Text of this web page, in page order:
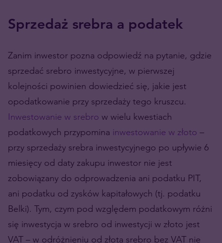
Sprzedaż srebra a podatek
Zanim inwestor pozna odpowiedź na pytanie, gdzie
sprzedać srebro inwestycyjne, w pierwszej
kolejności powinien dowiedzieć się, jakie jest
opodatkowanie przy sprzedaży tego kruszcu.
Inwestowanie w srebro w wielu kwestiach
podatkowych przypomina inwestowanie w złoto –
przy sprzedaży srebra inwestycyjnego po upływie 6
miesięcy od daty zakupu inwestor nie jest
zobowiązany do odprowadzenia ani podatku PIT,
ani podatku od zysków kapitałowych (tj. podatku
Belki). Tym, czym pod względem podatkowym różni
się inwestycja w srebro od inwestycji w złoto jest
VAT – w odróżnieniu od złota srebro bez VAT nie